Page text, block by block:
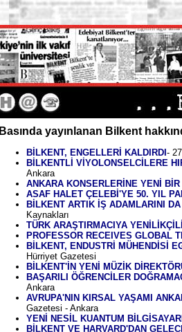
Basında yayınlanan Bilkent
BİLKENT, ENGELLERİ KALDIRDI -
BİLKENTLİ VİYOLONSELCİLERE
Ankara
ANKARA KONSERLERİNE YENİ
ASAF HALET ÇELEBİ'YE 50. YIL
BİLKENT ARTIK İŞ ADAMLARINI
Kaynakları
TÜRK ARAŞTIRMACIYA
PROFESSOR RECEIVES GLOBAL
BİLKENT, ENDUSTRİ MÜHENDİSİ
Hürriyet Gazetesi
BİLKENT'İN YENİ MÜZİK
BAŞARILI ÖĞRENCİLER
Ankara
AVRUPA'NIN KIRSAL YAŞAMI
Gazetesi - Ankara
YENİ NESİL KUANTUM
BİLKENT VE HARVARD'DAN